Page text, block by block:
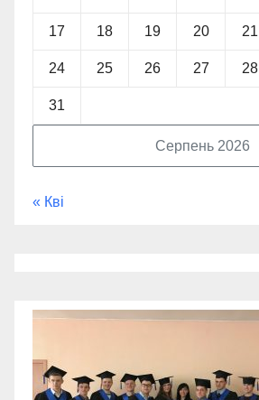
Серпень 2026
17 18 19 20 21
24 25 26 27 28
31
« Кві